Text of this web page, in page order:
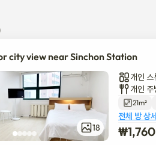
다. 체크인 당일에 비밀번호를 제공해
입주 및 사용 지침이 포함된 메시지를 보
습니다.
적발되면 체크아웃 시 특별 청소비 30만
에 따라 화장지와 같은 세면도구는 제공되
오염은 보상 수수료를 부과합니다.
었으며 즉시 입주할 준비가 되었습니다.
도보로 1분 거리에 있습니다.
city view near Sinchon Station
18
개인
개인 주
21m²
전체 방 상
₩